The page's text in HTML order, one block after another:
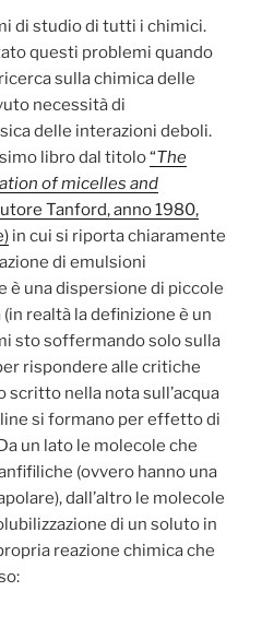
di studio di tutti i chimici.
questi problemi quando
sulla chimica delle
necessità di
delle interazioni deboli.
libro dal titolo“The
of micelles and
Tanford, anno 1980,
in cui si riporta chiaramente
di emulsioni
è una dispersione di piccole
realtà la definizione è un
sto soffermando solo sulla
rispondere alle critiche
nella nota sull’acqua
si formano per effetto di
un lato le molecole che
(ovvero hanno una
dall’altro le molecole
di un soluto in
reazione chimica che